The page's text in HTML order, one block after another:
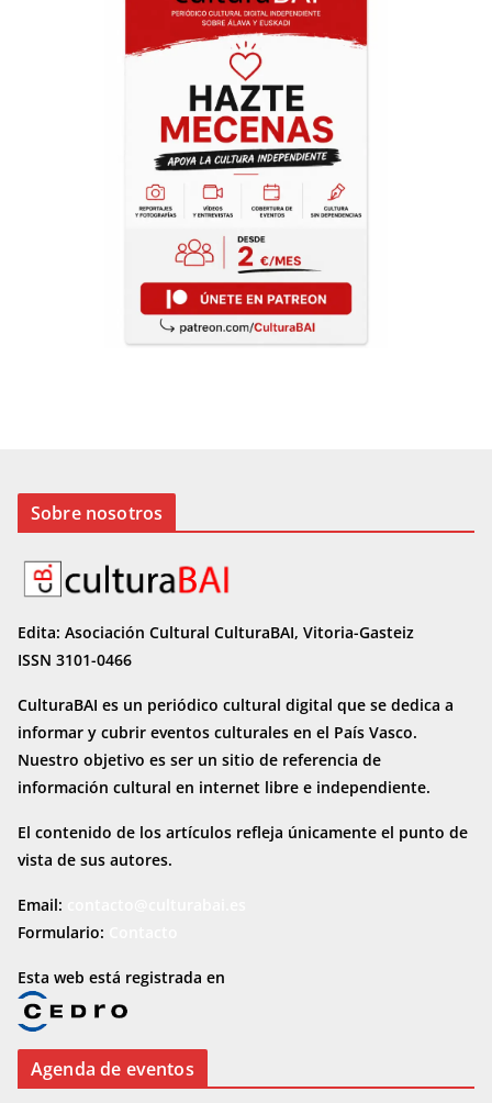
Sobre nosotros
Edita: Asociación Cultural CulturaBAI, Vitoria-Gasteiz
ISSN 3101-0466
CulturaBAI es un periódico cultural digital que se dedica a
informar y cubrir eventos culturales en el País Vasco.
Nuestro objetivo es ser un sitio de referencia de
información cultural en internet libre e independiente.
El contenido de los artículos refleja únicamente el punto de
vista de sus autores.
Email:
Formulario:
Esta web está registrada en
Agenda de eventos